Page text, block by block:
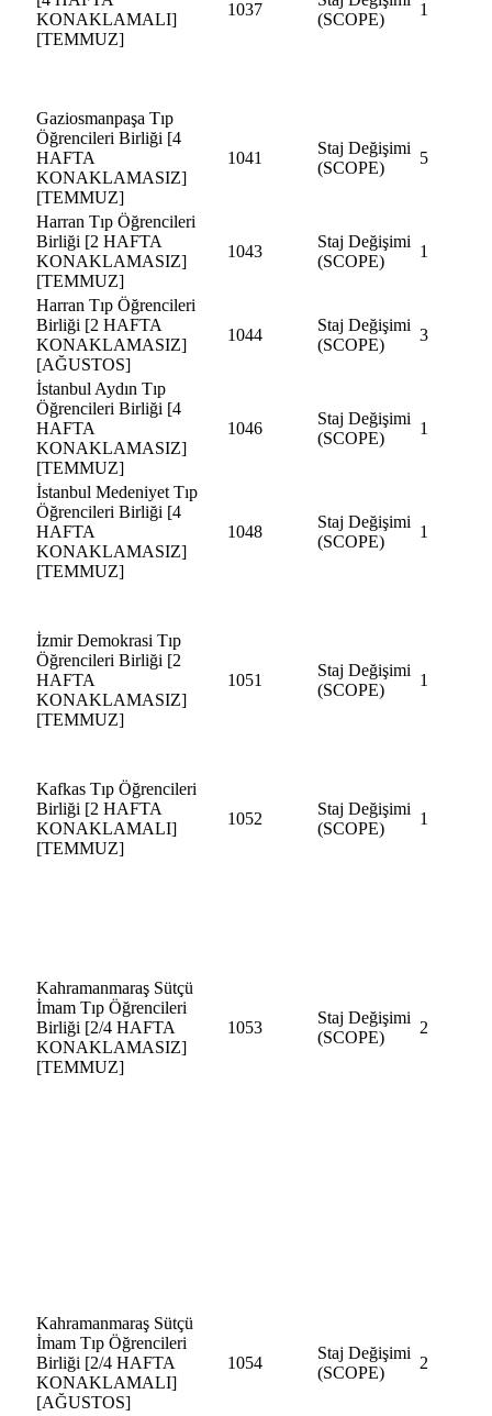
KONAKLAMALI]
[TEMMUZ]
1037
(SCOPE)
1
Gaziosmanpaşa Tıp
Öğrencileri Birliği [4
HAFTA
KONAKLAMASIZ]
[TEMMUZ]
1041
Staj Değişimi
(SCOPE)
5
Harran Tıp Öğrencileri
Birliği [2 HAFTA
KONAKLAMASIZ]
[TEMMUZ]
1043
Staj Değişimi
(SCOPE)
1
Harran Tıp Öğrencileri
Birliği [2 HAFTA
KONAKLAMASIZ]
[AĞUSTOS]
1044
Staj Değişimi
(SCOPE)
3
İstanbul Aydın Tıp
Öğrencileri Birliği [4
HAFTA
KONAKLAMASIZ]
[TEMMUZ]
1046
Staj Değişimi
(SCOPE)
1
İstanbul Medeniyet Tıp
Öğrencileri Birliği [4
HAFTA
KONAKLAMASIZ]
[TEMMUZ]
1048
Staj Değişimi
(SCOPE)
1
İzmir Demokrasi Tıp
Öğrencileri Birliği [2
HAFTA
KONAKLAMASIZ]
[TEMMUZ]
1051
Staj Değişimi
(SCOPE)
1
Kafkas Tıp Öğrencileri
Birliği [2 HAFTA
KONAKLAMALI]
[TEMMUZ]
1052
Staj Değişimi
(SCOPE)
1
Kahramanmaraş Sütçü
İmam Tıp Öğrencileri
Birliği [2/4 HAFTA
KONAKLAMASIZ]
[TEMMUZ]
1053
Staj Değişimi
(SCOPE)
2
Kahramanmaraş Sütçü
İmam Tıp Öğrencileri
Birliği [2/4 HAFTA
KONAKLAMALI]
[AĞUSTOS]
1054
Staj Değişimi
(SCOPE)
2